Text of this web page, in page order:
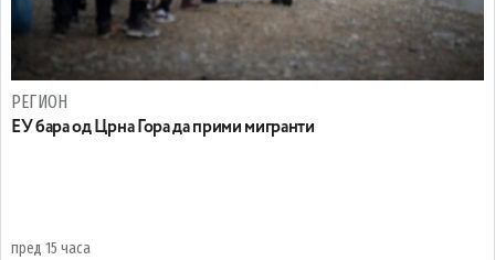
РЕГИОН
EУ бара од Црна Гора да прими мигранти
пред 15 часа